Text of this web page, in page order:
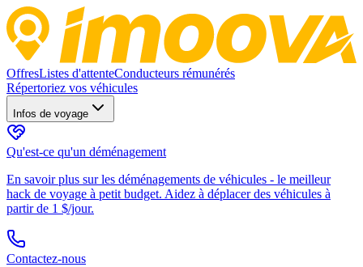
OffresListes d'attenteConducteurs rémunérés
Répertoriez vos véhicules
Infos de voyage
Qu'est-ce qu'un déménagement
En savoir plus sur les déménagements de véhicules - le meilleur
hack de voyage à petit budget. Aidez à déplacer des véhicules à
partir de 1 $/jour.
Contactez-nous